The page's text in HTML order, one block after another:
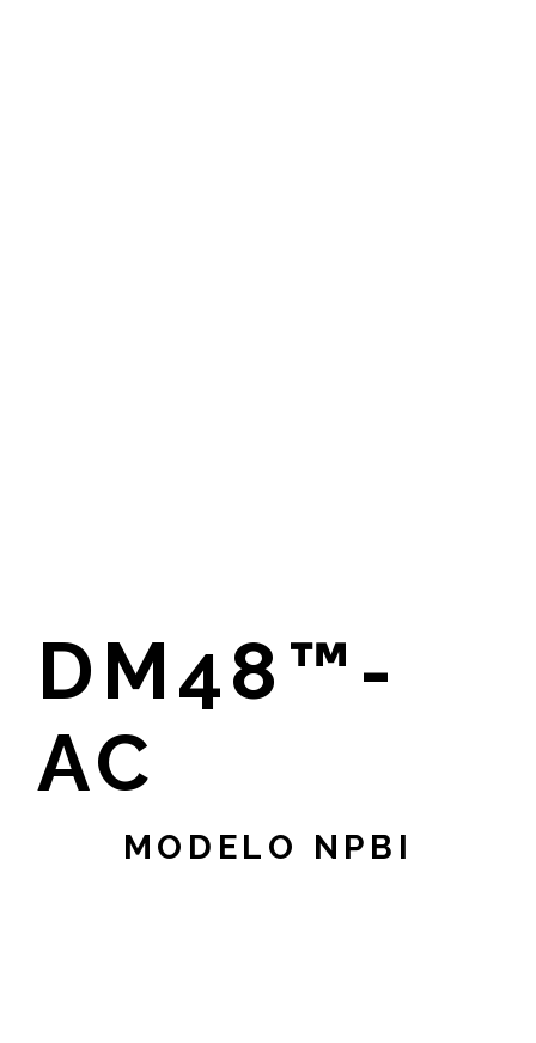
DM48™-
AC
MODELO NPBI